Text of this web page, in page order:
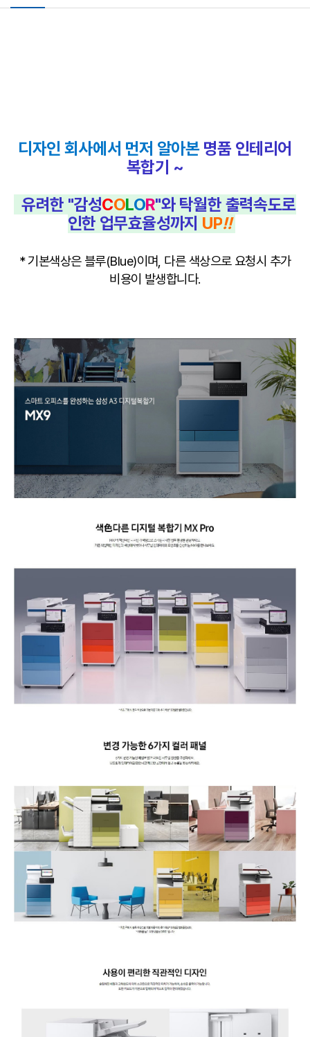
디자인 회사에서 먼저 알아본 명품 인테리어
복합기 ~
유려한 "감성COLOR"와 탁월한 출력속도로
인한 업무효율성까지 UP!!
* 기본색상은 블루(Blue)이며, 다른 색상으로 요청시 추가
비용이 발생합니다.